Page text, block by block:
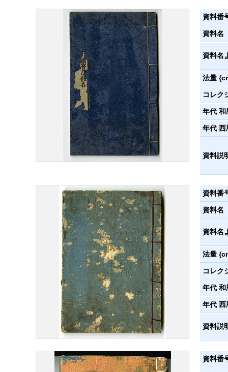
資料番
資料名
資料名
法量
コレク
年代 和
年代 西
資料説
資料番
資料名
資料名
法量
コレク
年代 和
年代 西
資料説
資料番